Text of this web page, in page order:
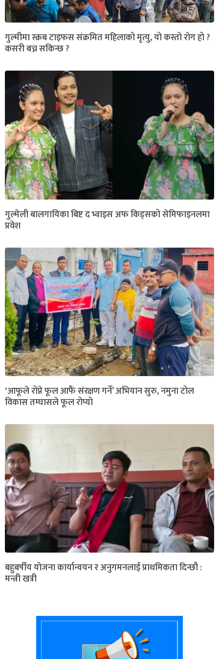
गुल्मीमा स्क्रब टाइफस संक्रमित महिलाको मृत्यु, यो कस्तो रोग हो ?
कसरी बच्न सकिन्छ ?
गुल्मेली बालगायिका बिष्ट द भ्वाइस अफ किड्सको सेमिफाइनलमा
प्रवेश
‘आफूले रोप्ने फूल आफैं संरक्षण गर्ने’ अभियान सुरु, नमुना टोल
विकास तम्घासले फूल रोप्यो
बहुबर्षीय योजना कार्यान्वयन र अनुगमनलाई प्राथमिकता दिन्छौ :
मन्त्री खत्री